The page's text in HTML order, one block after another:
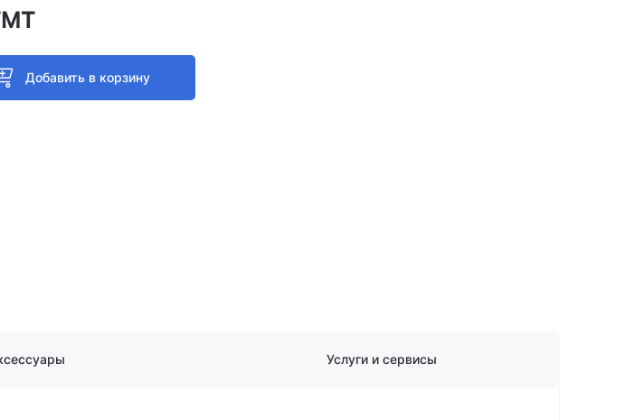
Добавить в корзину
Услуги и сервисы